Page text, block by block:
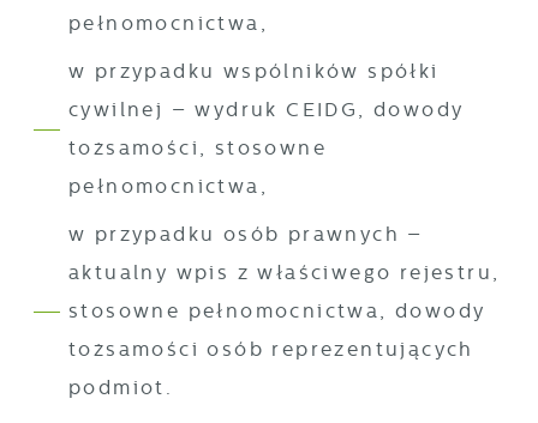
pełnomocnictwa,
w przypadku wspólników spółki
cywilnej – wydruk CEIDG, dowody
tożsamości, stosowne
pełnomocnictwa,
w przypadku osób prawnych –
aktualny wpis z właściwego rejestru,
stosowne pełnomocnictwa, dowody
tożsamości osób reprezentujących
podmiot.